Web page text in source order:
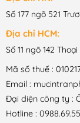
Số 177 ngõ 521
Địa chỉ HCM:
Số 11 ngõ 142
Mã số thuế :
Email :
Đại diện công ty :
Hotline :